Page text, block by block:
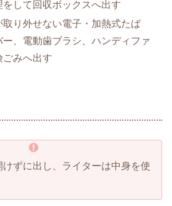
して回収ボックスへ出す
り外せない電子・加熱式たば
ー、電動歯ブラシ、ハンディファ
ごみへ出す
ずに出し、ライターは中身を使